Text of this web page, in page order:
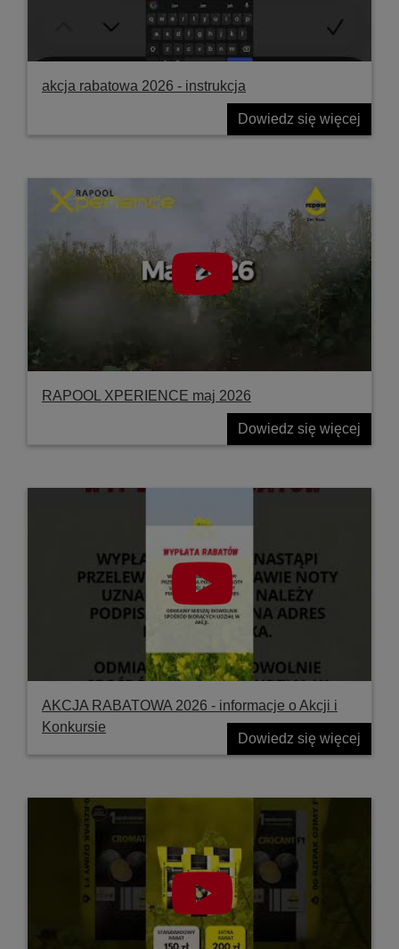
akcja rabatowa 2026 - instrukcja
Dowiedz się więcej
RAPOOL XPERIENCE maj 2026
Dowiedz się więcej
AKCJA RABATOWA 2026 - informacje o Akcji i
Konkursie
Dowiedz się więcej